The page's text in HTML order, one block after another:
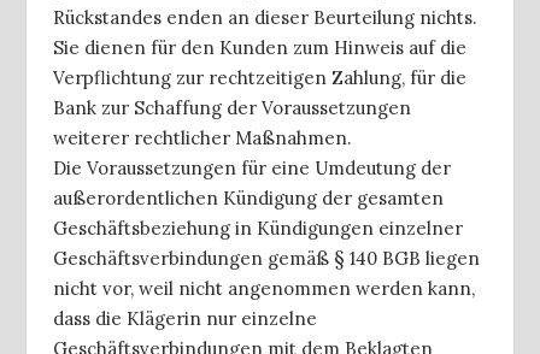
Rückstandes enden an dieser Beurteilung nichts.
Sie dienen für den Kunden zum Hinweis auf die
Verpflichtung zur rechtzeitigen Zahlung, für die
Bank zur Schaffung der Voraussetzungen
weiterer rechtlicher Maßnahmen.
Die Voraussetzungen für eine Umdeutung der
außerordentlichen Kündigung der gesamten
Geschäftsbeziehung in Kündigungen einzelner
Geschäftsverbindungen gemäß § 140 BGB liegen
nicht vor, weil nicht angenommen werden kann,
dass die Klägerin nur einzelne
Geschäftsverbindungen mit dem Beklagten